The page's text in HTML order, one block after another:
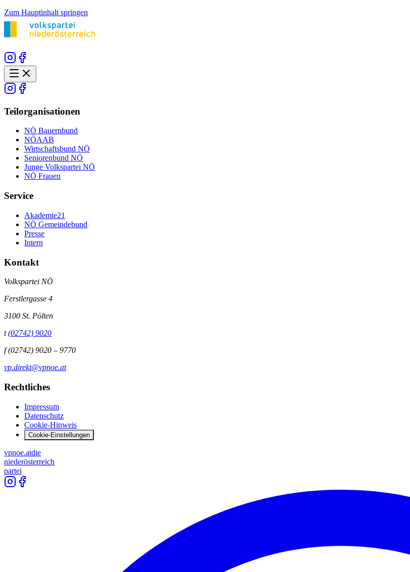
Zum Hauptinhalt springen
Teilorganisationen
NÖ Bauernbund
NÖAAB
Wirtschaftsbund NÖ
Seniorenbund NÖ
Junge Volkspartei NÖ
NÖ Frauen
Service
Akademie21
NÖ Gemeindebund
Presse
Intern
Kontakt
Volkspartei NÖ
Ferstlergasse 4
3100 St. Pölten
t (02742) 9020
f (02742) 9020 – 9770
vp.direkt@vpnoe.at
Rechtliches
Impressum
Datenschutz
Cookie-Hinweis
Cookie-Einstellungen
vpnoe.atdie
niederösterreich
partei